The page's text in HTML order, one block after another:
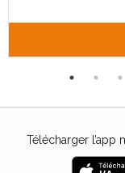
Télécharger l’app